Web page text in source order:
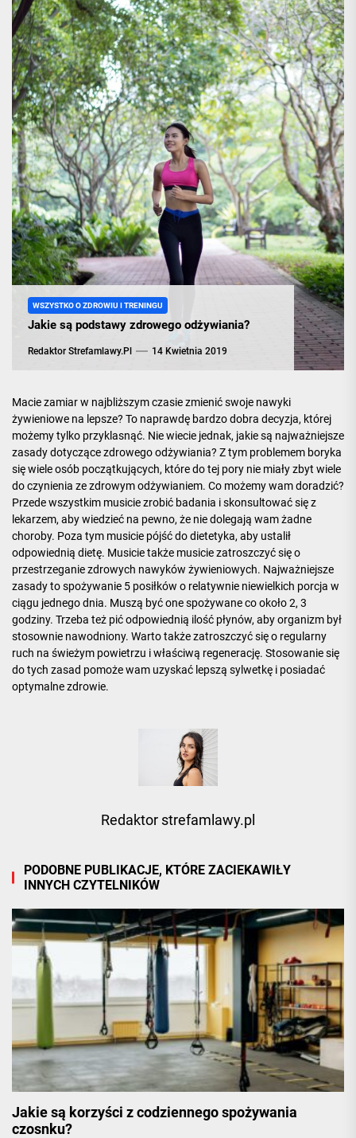
życia,
siłowni
i
treningach
WSZYSTKO O ZDROWIU I TRENINGU
Jakie są podstawy zdrowego odżywiania?
Redaktor Strefamlawy.pl 14 Kwietnia 2019
Macie zamiar w najbliższym czasie zmienić swoje nawyki
żywieniowe na lepsze? To naprawdę bardzo dobra decyzja, której
możemy tylko przyklasnąć. Nie wiecie jednak, jakie są najważniejsze
zasady dotyczące zdrowego odżywiania? Z tym problemem boryka
się wiele osób początkujących, które do tej pory nie miały zbyt wiele
do czynienia ze zdrowym odżywianiem. Co możemy wam doradzić?
Przede wszystkim musicie zrobić badania i skonsultować się z
lekarzem, aby wiedzieć na pewno, że nie dolegają wam żadne
choroby. Poza tym musicie pójść do dietetyka, aby ustalił
odpowiednią dietę. Musicie także musicie zatroszczyć się o
przestrzeganie zdrowych nawyków żywieniowych. Najważniejsze
zasady to spożywanie 5 posiłków o relatywnie niewielkich porcja w
ciągu jednego dnia. Muszą być one spożywane co około 2, 3
godziny. Trzeba też pić odpowiednią ilość płynów, aby organizm był
stosownie nawodniony. Warto także zatroszczyć się o regularny
ruch na świeżym powietrzu i właściwą regenerację. Stosowanie się
do tych zasad pomoże wam uzyskać lepszą sylwetkę i posiadać
optymalnezdrowie.
Redaktor strefamlawy.pl
PODOBNE PUBLIKACJE, KTÓRE ZACIEKAWIŁY
INNYCH CZYTELNIKÓW
Jakie są korzyści z codziennego spożywania
czosnku?